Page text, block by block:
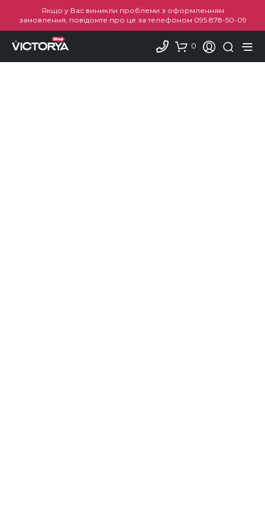
Якщо у Вас виникли проблеми з оформленням
замовлення, повідомте про це за телефоном 095 878-50-09
0